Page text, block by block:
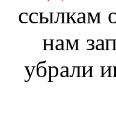
ссылкам
нам
убрали